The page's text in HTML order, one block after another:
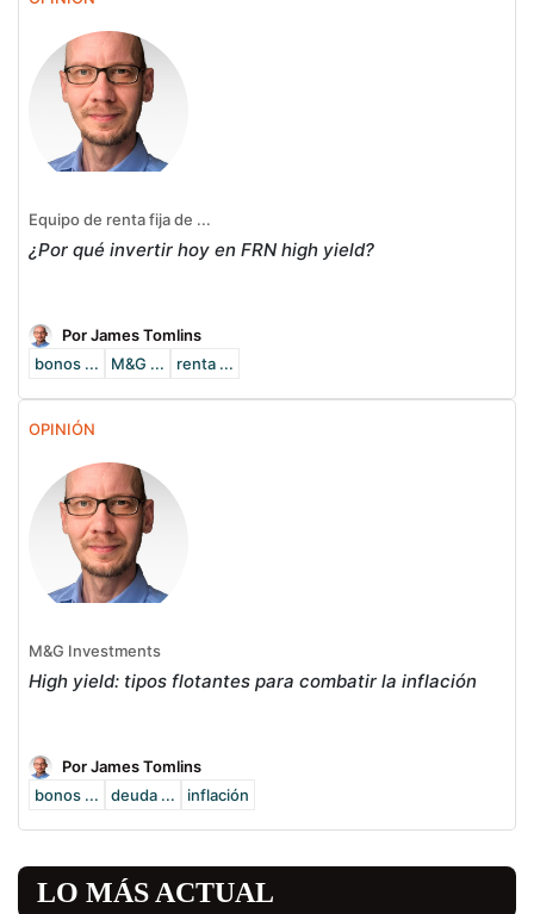
Equipo de renta fija de ...
¿Por qué invertir hoy en FRN high yield?
Por James Tomlins
bonos ...
M&G ... renta ...
OPINIÓN
M&G Investments
High yield: tipos flotantes para combatir la inflación
Por James Tomlins
bonos ...
deuda ... inflación
LO MÁS ACTUAL